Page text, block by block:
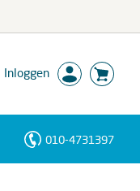
Inloggen
010-4731397